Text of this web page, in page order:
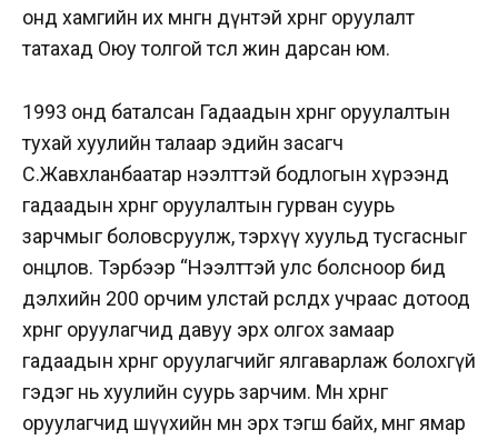
онд хамгийн их мөнгөн дүнтэй хөрөнгө оруулалт
татахад Оюу толгой төсөл жин дарсан юм.
1993 онд баталсан Гадаадын хөрөнгө оруулалтын
тухай хуулийн талаар эдийн засагч
С.Жавхланбаатар нээлттэй бодлогын хүрээнд
гадаадын хөрөнгө оруулалтын гурван суурь
зарчмыг боловсруулж, тэрхүү хуульд тусгасныг
онцлов. Тэрбээр “Нээлттэй улс болсноор бид
дэлхийн 200 орчим улстай өрсөлдөх учраас дотоод
хөрөнгө оруулагчид давуу эрх олгох замаар
гадаадын хөрөнгө оруулагчийг ялгаварлаж болохгүй
гэдэг нь хуулийн суурь зарчим. Мөн хөрөнгө
оруулагчид шүүхийн өмнө эрх тэгш байх, мөнгөө ямар